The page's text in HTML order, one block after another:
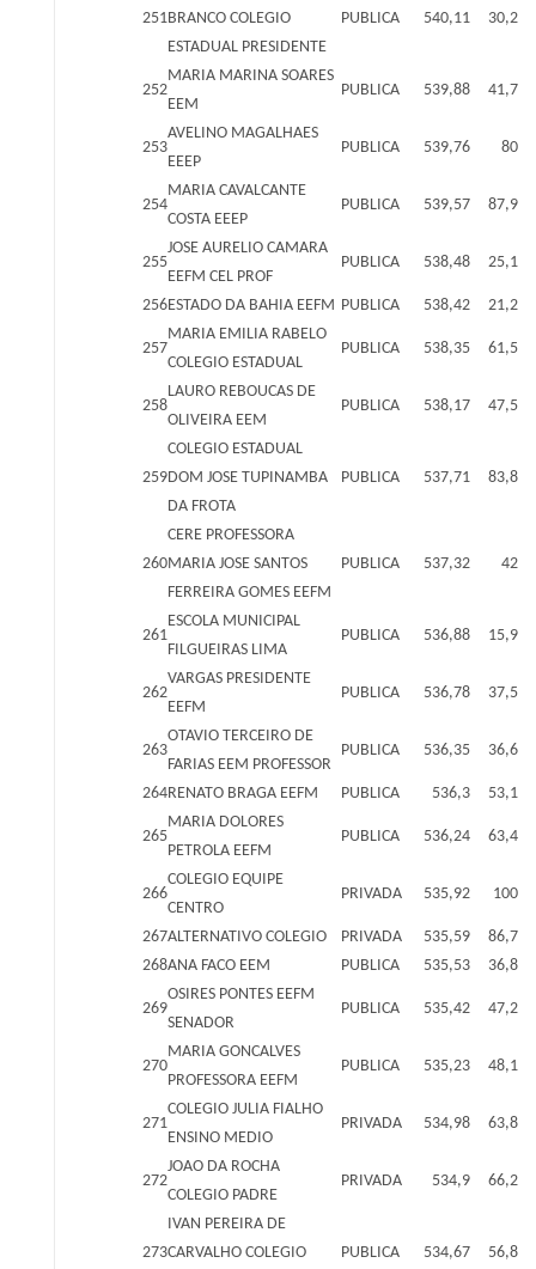
251BRANCO COLEGIO
ESTADUAL PRESIDENTE
PUBLICA 540,11 30,2
252
MARIA MARINA SOARES
EEM
PUBLICA 539,88 41,7
253
AVELINO MAGALHAES
EEEP
PUBLICA 539,76 80
254
MARIA CAVALCANTE
COSTA EEEP
PUBLICA 539,57 87,9
255
JOSE AURELIO CAMARA
EEFM CEL PROF
PUBLICA 538,48 25,1
256ESTADO DA BAHIA EEFM PUBLICA 538,42 21,2
257
MARIA EMILIA RABELO
COLEGIO ESTADUAL
PUBLICA 538,35 61,5
258
LAURO REBOUCAS DE
OLIVEIRA EEM
PUBLICA 538,17 47,5
259
COLEGIO ESTADUAL
DOM JOSE TUPINAMBA
DA FROTA
PUBLICA 537,71 83,8
260
CERE PROFESSORA
MARIA JOSE SANTOS
FERREIRA GOMES EEFM
PUBLICA 537,32 42
261
ESCOLA MUNICIPAL
FILGUEIRAS LIMA
PUBLICA 536,88 15,9
262
VARGAS PRESIDENTE
EEFM
PUBLICA 536,78 37,5
263
OTAVIO TERCEIRO DE
FARIAS EEM PROFESSOR
PUBLICA 536,35 36,6
264RENATO BRAGA EEFM PUBLICA 536,3 53,1
265
MARIA DOLORES
PETROLA EEFM
PUBLICA 536,24 63,4
266
COLEGIO EQUIPE
CENTRO
PRIVADA 535,92 100
267ALTERNATIVO COLEGIO PRIVADA 535,59
86,7
268ANA FACO EEM PUBLICA 535,53 36,8
269
OSIRES PONTES EEFM
SENADOR
PUBLICA 535,42 47,2
270
MARIA GONCALVES
PROFESSORA EEFM
PUBLICA 535,23 48,1
271
COLEGIO JULIA FIALHO
ENSINO MEDIO
PRIVADA 534,98 63,8
272
JOAO DA ROCHA
COLEGIO PADRE
PRIVADA 534,9 66,2
273
IVAN PEREIRA DE
CARVALHO COLEGIO
PUBLICA 534,67 56,8